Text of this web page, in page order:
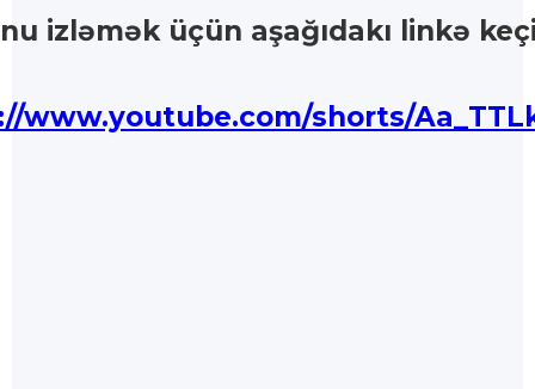
izləmək üçün aşağıdakı linkə
www.youtube.com/shorts/